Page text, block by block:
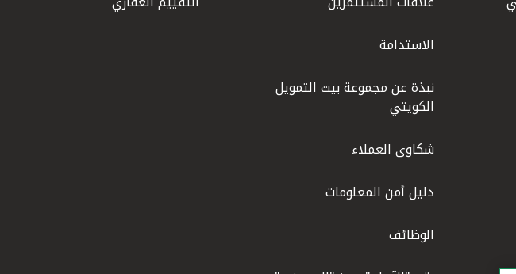
الاستدامة
نبذة عن مجموعة بيت التمويل
الكويتي
شكاوى العملاء
دليل أمن المعلومات
الوظائف